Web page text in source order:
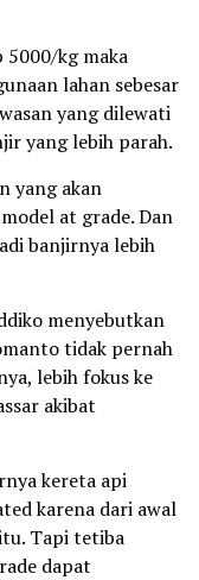
5000/kg maka
lahan sebesar
yang dilewati
yang lebih parah.
yang akan
at grade. Dan
banjirnya lebih
menyebutkan
tidak pernah
lebih fokus ke
akibat
kereta api
karena dari awal
Tapi tetiba
dapat